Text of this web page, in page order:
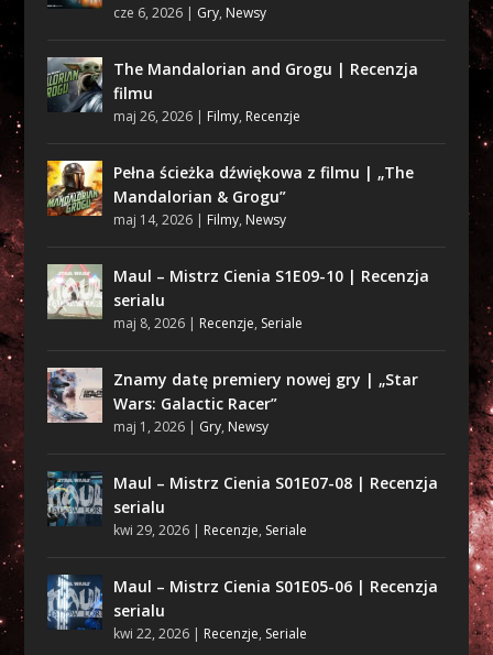
cze 6, 2026| Gry, Newsy
The Mandalorian and Grogu | Recenzja
filmu
maj 26, 2026| Filmy, Recenzje
Pełna ścieżka dźwiękowa z filmu | „The
Mandalorian & Grogu”
maj 14, 2026| Filmy, Newsy
Maul – Mistrz Cienia S1E09-10 | Recenzja
serialu
maj 8, 2026| Recenzje, Seriale
Znamy datę premiery nowej gry | „Star
Wars: Galactic Racer”
maj 1, 2026| Gry, Newsy
Maul – Mistrz Cienia S01E07-08 | Recenzja
serialu
kwi 29, 2026| Recenzje, Seriale
Maul – Mistrz Cienia S01E05-06 | Recenzja
serialu
kwi 22, 2026| Recenzje, Seriale